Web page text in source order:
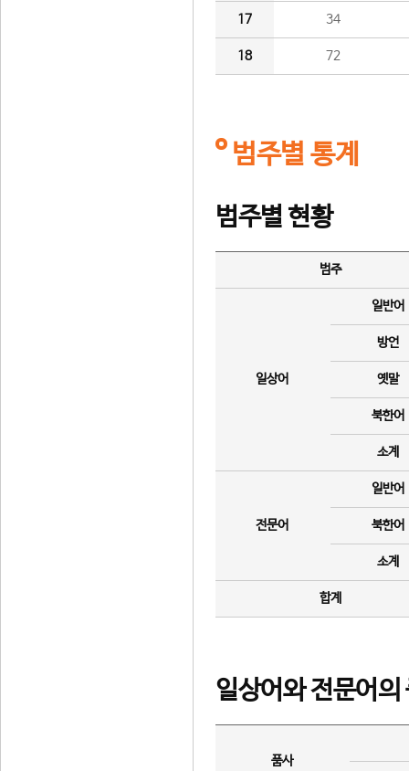
17 34
18 72
범주별 통계
범주별 현황
범주
일상어
일반어
방언
옛말
북한어
소계
전문어
일반어
북한어
소계
합계
일상어와 전문어의
품사